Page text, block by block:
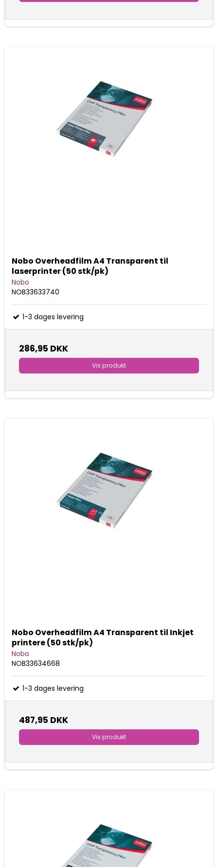
Nobo Overheadfilm A4 Transparent til
laserprinter (50 stk/pk)
Nobo
NOB33633740
1-3 dages levering
286,95 DKK
Vis produkt
Nobo Overheadfilm A4 Transparent til Inkjet
printere (50 stk/pk)
Nobo
NOB33634668
1-3 dages levering
487,95 DKK
Vis produkt